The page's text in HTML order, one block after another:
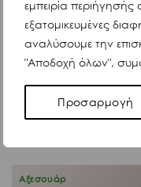
εμπειρία
εξατομικευμένες
αναλύσουμε την
"Αποδοχή όλων",
Προσαρμογή
Αξεσουάρ